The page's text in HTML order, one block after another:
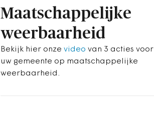
Maatschappelijke
weerbaarheid
Bekijk hier onze video van 3 acties voor
uw gemeente op maatschappelijke
weerbaarheid.